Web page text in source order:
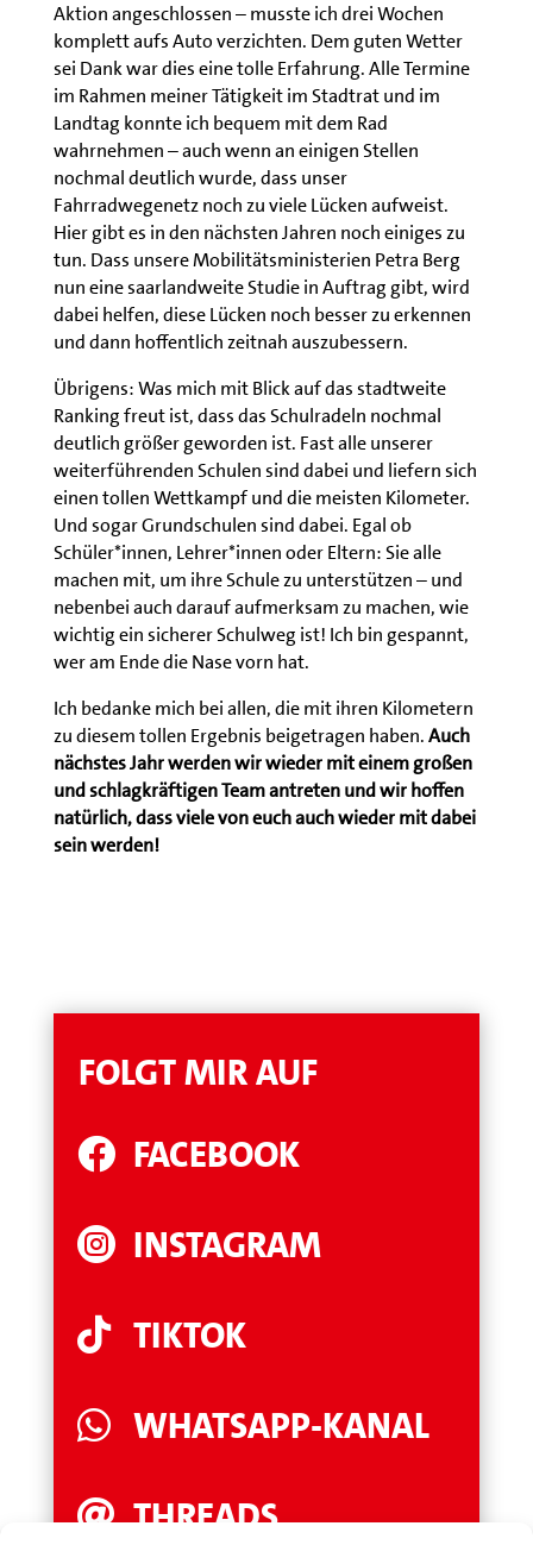
Aktion angeschlossen – musste ich drei Wochen
komplett aufs Auto verzichten. Dem guten Wetter
sei Dank war dies eine tolle Erfahrung. Alle Termine
im Rahmen meiner Tätigkeit im Stadtrat und im
Landtag konnte ich bequem mit dem Rad
wahrnehmen – auch wenn an einigen Stellen
nochmal deutlich wurde, dass unser
Fahrradwegenetz noch zu viele Lücken aufweist.
Hier gibt es in den nächsten Jahren noch einiges zu
tun. Dass unsere Mobilitätsministerien Petra Berg
nun eine saarlandweite Studie in Auftrag gibt, wird
dabei helfen, diese Lücken noch besser zu erkennen
und dann hoffentlich zeitnah auszubessern.
Übrigens: Was mich mit Blick auf das stadtweite
Ranking freut ist, dass das Schulradeln nochmal
deutlich größer geworden ist. Fast alle unserer
weiterführenden Schulen sind dabei und liefern sich
einen tollen Wettkampf und die meisten Kilometer.
Und sogar Grundschulen sind dabei. Egal ob
Schüler*innen, Lehrer*innen oder Eltern: Sie alle
machen mit, um ihre Schule zu unterstützen – und
nebenbei auch darauf aufmerksam zu machen, wie
wichtig ein sicherer Schulweg ist! Ich bin gespannt,
wer am Ende die Nase vorn hat.
Ich bedanke mich bei allen, die mit ihren Kilometern
zu diesem tollen Ergebnis beigetragen haben.Auch
nächstes Jahr werden wir wieder mit einem großen
und schlagkräftigen Team antreten und wir hoffen
natürlich, dass viele von euch auch wieder mit dabei
sein werden!
FOLGT MIR AUF
 FACEBOOK
 INSTAGRAM
 TIKTOK
 WHATSAPP-KANAL
 THREADS